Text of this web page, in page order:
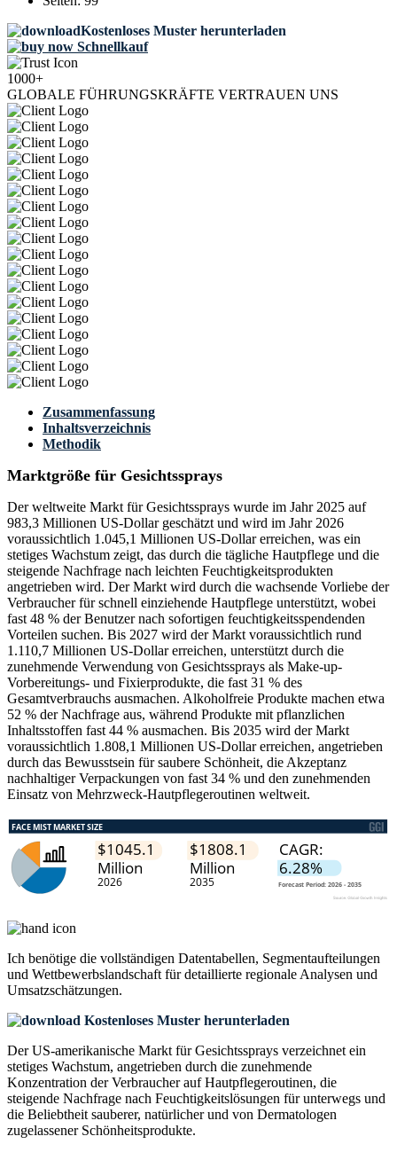
Kostenloses Muster herunterladen
Schnellkauf
1000+
GLOBALE FÜHRUNGSKRÄFTE VERTRAUEN UNS
Zusammenfassung
Inhaltsverzeichnis
Methodik
Marktgröße für Gesichtssprays
Der weltweite Markt für Gesichtssprays wurde im Jahr 2025 auf
983,3 Millionen US-Dollar geschätzt und wird im Jahr 2026
voraussichtlich 1.045,1 Millionen US-Dollar erreichen, was ein
stetiges Wachstum zeigt, das durch die tägliche Hautpflege und die
steigende Nachfrage nach leichten Feuchtigkeitsprodukten
angetrieben wird. Der Markt wird durch die wachsende Vorliebe der
Verbraucher für schnell einziehende Hautpflege unterstützt, wobei
fast 48 % der Benutzer nach sofortigen feuchtigkeitsspendenden
Vorteilen suchen. Bis 2027 wird der Markt voraussichtlich rund
1.110,7 Millionen US-Dollar erreichen, unterstützt durch die
zunehmende Verwendung von Gesichtssprays als Make-up-
Vorbereitungs- und Fixierprodukte, die fast 31 % des
Gesamtverbrauchs ausmachen. Alkoholfreie Produkte machen etwa
52 % der Nachfrage aus, während Produkte mit pflanzlichen
Inhaltsstoffen fast 44 % ausmachen. Bis 2035 wird der Markt
voraussichtlich 1.808,1 Millionen US-Dollar erreichen, angetrieben
durch das Bewusstsein für saubere Schönheit, die Akzeptanz
nachhaltiger Verpackungen von fast 34 % und den zunehmenden
Einsatz von Mehrzweck-Hautpflegeroutinen weltweit.
Ich benötige die vollständigen Datentabellen, Segmentaufteilungen
und Wettbewerbslandschaft für detaillierte regionale Analysen und
Umsatzschätzungen.
Kostenloses Muster herunterladen
Der US-amerikanische Markt für Gesichtssprays verzeichnet ein
stetiges Wachstum, angetrieben durch die zunehmende
Konzentration der Verbraucher auf Hautpflegeroutinen, die
steigende Nachfrage nach Feuchtigkeitslösungen für unterwegs und
die Beliebtheit sauberer, natürlicher und von Dermatologen
zugelassener Schönheitsprodukte.